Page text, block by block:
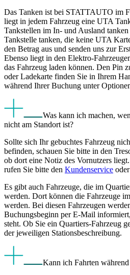
Das Tanken ist bei STATTAUTO im
liegt in jedem Fahrzeug eine UTA
Tankstellen im In- und Ausland
Tankstelle tanken, die keine UTA
den Betrag aus und senden uns zur
Ebenso liegt in den Elektro-
das Fahrzeug laden können. Den Pin
oder Ladekarte finden Sie in Ihrem
während Ihrer Buchung unter
Was kann ich machen,
nicht am Standort ist?
Sollte sich Ihr gebuchtes Fahrzeug
befinden, schauen Sie bitte in den
ob dort eine Notiz des Vornutzers
rufen Sie bitte den Kundenservice
Es gibt auch Fahrzeuge, die im
werden. Dort können die Fahrzeuge
werden. Bei diesen Fahrzeugen
Buchungsbeginn per E-Mail
steht. Ob Sie ein Quartiers-Fahrzeug
der jeweiligen Stationsbeschreibung.
Kann ich Fahrten